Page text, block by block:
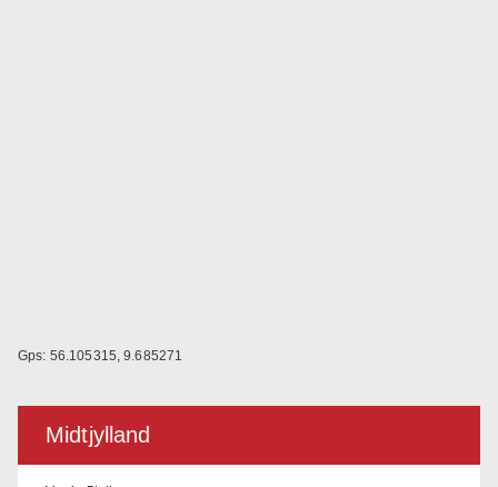
Gps: 56.105315, 9.685271
Midtjylland